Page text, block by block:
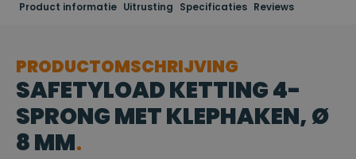
Product informatie Uitrusting Specificaties Reviews
PRODUCTOMSCHRIJVING
SAFETYLOAD KETTING 4-
SPRONG MET KLEPHAKEN, Ø
8 MM